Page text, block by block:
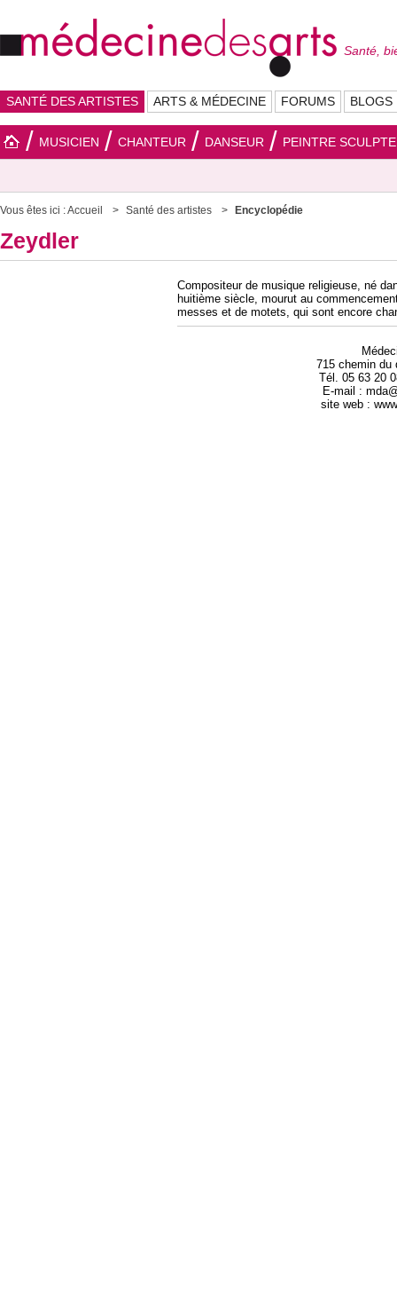
Santé,
SANTÉ DES ARTISTES ARTS & MÉDECINE FORUMS BLOGS
MUSICIEN CHANTEUR DANSEUR PEINTRE
Vous êtes ici :Accueil Santé des artistes Encyclopédie
Zeydler
Compositeur de musique religieuse, né
huitième siècle, mourut au
messes et de motets, qui sont encore
715 chemin du
Tél. 05 63 20
E-mail :
site web :